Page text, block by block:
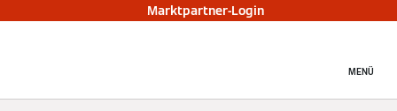
Marktpartner-Login
MENÜ